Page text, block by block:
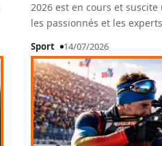
2026 est en cours et
les passionnés et les experts
Sport 14/07/2026